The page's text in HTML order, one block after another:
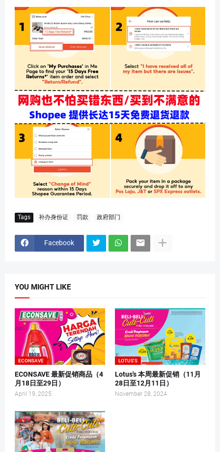
Tags 补办身份证 罚款 政府部门
Facebook
YOU MIGHT LIKE
ECONSAVE
ECONSAVE 最新促销商品（4
月18日至29日）
April 19, 2025
LOTUS'S
Lotus's 本周最新促销（11月
28日至12月11日）
November 28, 2024